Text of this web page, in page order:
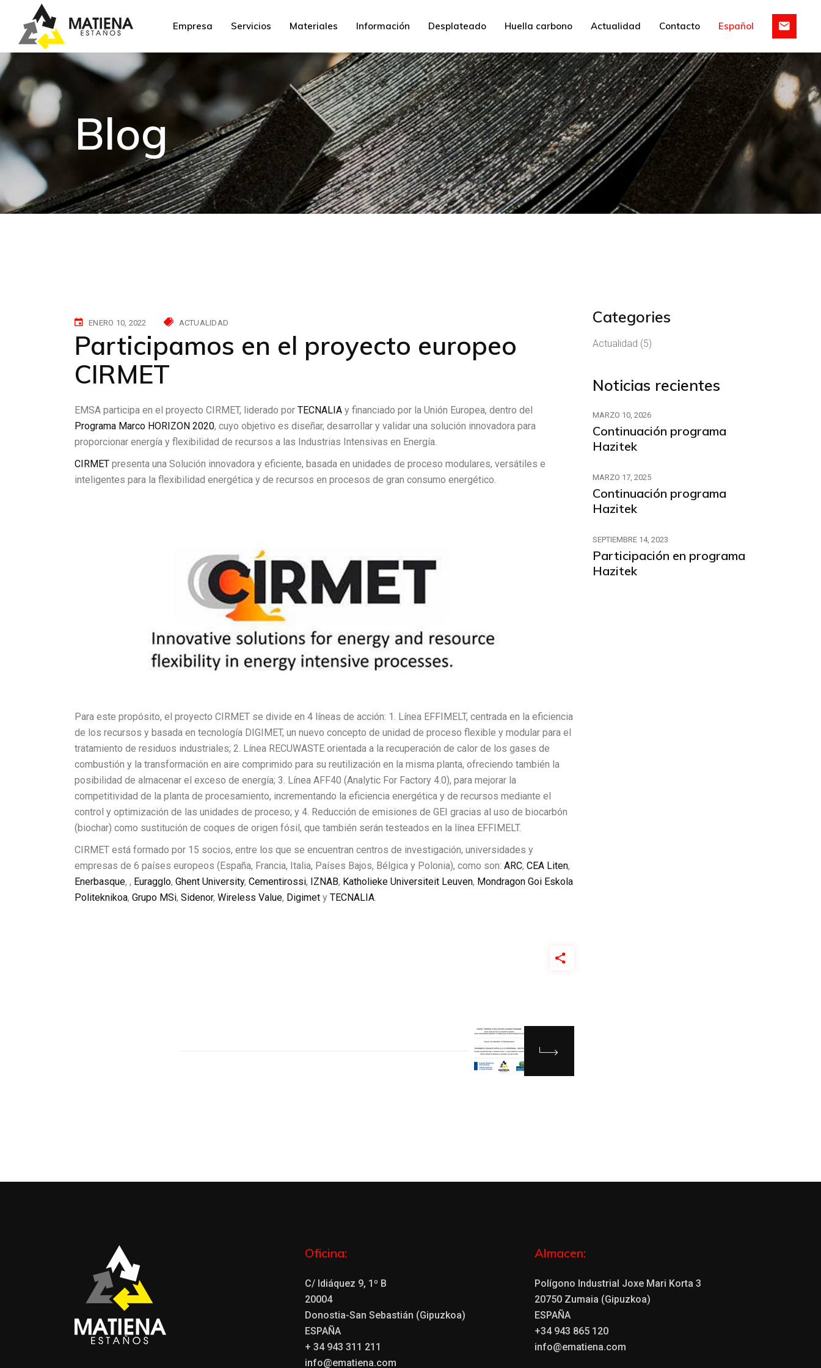
Empresa Servicios Materiales Información Desplateado Huella carbono Actualidad Contacto Español
English
English
Blog
ENERO 10, 2022 ACTUALIDAD
Participamos en el proyecto europeo
CIRMET
EMSA participa en el proyecto CIRMET, liderado por TECNALIA y financiado por la Unión Europea, dentro del
Programa Marco HORIZON 2020, cuyo objetivo es diseñar, desarrollar y validar una solución innovadora para
proporcionar energía y flexibilidad de recursos a las Industrias Intensivas en Energía.
CIRMET presenta una Solución innovadora y eficiente, basada en unidades de proceso modulares, versátiles e
inteligentes para la flexibilidad energética y de recursos en procesos de gran consumo energético.
Para este propósito, el proyecto CIRMET se divide en 4 líneas de acción: 1. Línea EFFIMELT, centrada en la eficiencia
de los recursos y basada en tecnología DIGIMET, un nuevo concepto de unidad de proceso flexible y modular para el
tratamiento de residuos industriales; 2. Línea RECUWASTE orientada a la recuperación de calor de los gases de
combustión y la transformación en aire comprimido para su reutilización en la misma planta, ofreciendo también la
posibilidad de almacenar el exceso de energía; 3. Línea AFF40 (Analytic For Factory 4.0), para mejorar la
competitividad de la planta de procesamiento, incrementando la eficiencia energética y de recursos mediante el
control y optimización de las unidades de proceso; y 4. Reducción de emisiones de GEI gracias al uso de biocarbón
(biochar) como sustitución de coques de origen fósil, que también serán testeados en la línea EFFIMELT.
CIRMET está formado por 15 socios, entre los que se encuentran centros de investigación, universidades y
empresas de 6 países europeos (España, Francia, Italia, Países Bajos, Bélgica y Polonia), como son: ARC, CEA Liten,
Enerbasque, , Euragglo, Ghent University, Cementirossi, IZNAB, Katholieke Universiteit Leuven, Mondragon Goi Eskola
Politeknikoa, Grupo MSi, Sidenor, Wireless Value, Digimet y TECNALIA.
Categories
Actualidad (5)
Noticias recientes
MARZO 10, 2026
Continuación programa
Hazitek
MARZO 17, 2025
Continuación programa
Hazitek
SEPTIEMBRE 14, 2023
Participación en programa
Hazitek
Oficina:
C/ Idiáquez 9, 1º B
20004
Donostia-San Sebastián (Gipuzkoa)
ESPAÑA
+ 34 943 311 211
info@ematiena.com
Almacen:
Polígono Industrial Joxe Mari Korta 3
20750 Zumaia (Gipuzkoa)
ESPAÑA
+34 943 865 120
info@ematiena.com